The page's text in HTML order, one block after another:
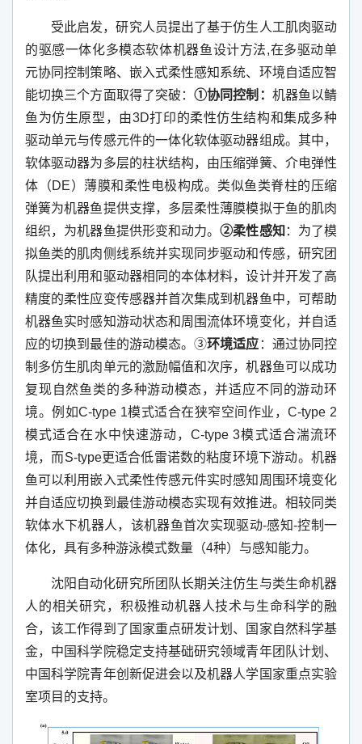
受此启发，研究人员提出了基于仿生人工肌肉驱动
的驱感一体化多模态软体机器鱼设计方法,在多驱动单
元协同控制策略、嵌入式柔性感知系统、环境自适应智
能切换三个方面取得了突破：①协同控制： 机器鱼以鲭
鱼为仿生原型，由3D打印的柔性仿生结构和集成多种
驱动单元与传感元件的一体化软体驱动器组成。其中，
软体驱动器为多层的柱状结构，由压缩弹簧、介电弹性
体（DE）薄膜和柔性电极构成。类似鱼类脊柱的压缩
弹簧为机器鱼提供支撑，多层柔性薄膜模拟于鱼的肌肉
组织，为机器鱼提供形变和动力。②柔性感知 ：为了模
拟鱼类的肌肉侧线系统并实现同步驱动和传感，研究团
队提出利用和驱动器相同的本体材料，设计并开发了高
精度的柔性应变传感器并首次集成到机器鱼中，可帮助
机器鱼实时感知游动状态和周围流体环境变化，并自适
应的切换到最佳的游动模态。③环境适应 ：通过协同控
制多仿生肌肉单元的激励幅值和次序，机器鱼可以成功
复现自然鱼类的多种游动模态，并适应不同的游动环
境。例如C-type 1模式适合在狭窄空间作业，C-type 2
模式适合在水中快速游动，C-type 3模式适合湍流环
境，而S-type更适合低雷诺数的粘度环境下游动。机器
鱼可以利用嵌入式柔性传感元件实时感知周围环境变化
并自适应切换到最佳游动模态实现有效推进。相较同类
软体水下机器人，该机器鱼首次实现驱动-感知-控制一
体化，具有多种游泳模式数量（4种）与感知能力。
沈阳自动化研究所团队长期关注仿生与类生命机器
人的相关研究，积极推动机器人技术与生命科学的融
合，该工作得到了国家重点研发计划、国家自然科学基
金，中国科学院稳定支持基础研究领域青年团队计划、
中国科学院青年创新促进会以及机器人学国家重点实验
室项目的支持。